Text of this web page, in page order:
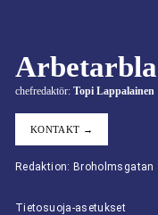
chefredaktör: Topi Lappalainen
KONTAKT →
Redaktion: Broholmsgatan
Tietosuoja-asetukset